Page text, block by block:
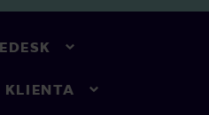
KLIENTA